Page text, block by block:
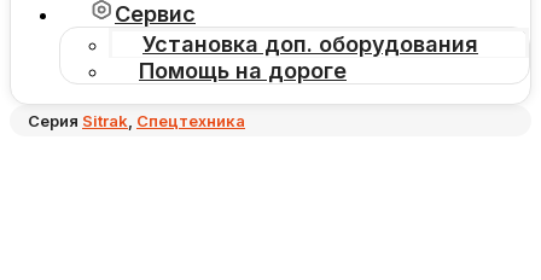
Сервис
Установка доп. оборудования
Помощь на дороге
Серия Sitrak, Спецтехника